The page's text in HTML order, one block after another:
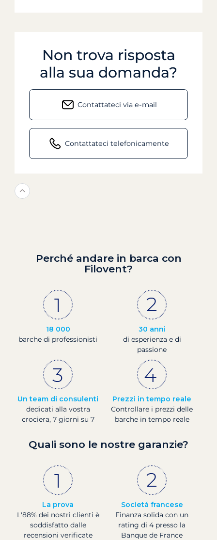
Non trova risposta
alla sua domanda?
Contattateci via e-mail
Contattateci telefonicamente
Perché andare in barca con
Filovent?
18 000
barche di professionisti
30 anni
di esperienza e di
passione
Un team di consulenti
dedicati alla vostra
crociera, 7 giorni su 7
Prezzi in tempo reale
Controllare i prezzi delle
barche in tempo reale
Quali sono le nostre garanzie?
La prova
L'88% dei nostri clienti è
soddisfatto dalle
recensioni verificate
Societá francese
Finanza solida con un
rating di 4 presso la
Banque de France